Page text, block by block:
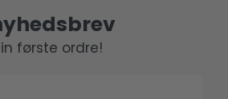
første ordre!